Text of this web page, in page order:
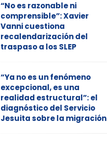
“No es razonable ni
comprensible”: Xavier
Vanni cuestiona
recalendarización del
traspaso a los SLEP
“Ya no es un fenómeno
excepcional, es una
realidad estructural”: el
diagnóstico del Servicio
Jesuita sobre la migración